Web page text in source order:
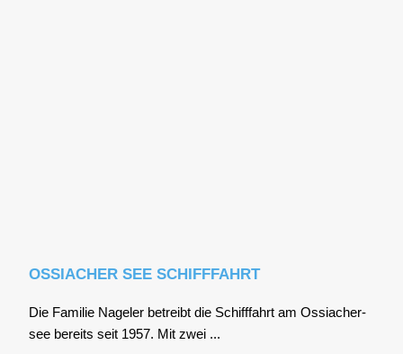
OSSIACHER SEE SCHIFFFAHRT
Die Fami­lie Nage­l­er betreibt die Schiff­fahrt am Ossia­cher­
see bereits seit 1957. Mit zwei ...